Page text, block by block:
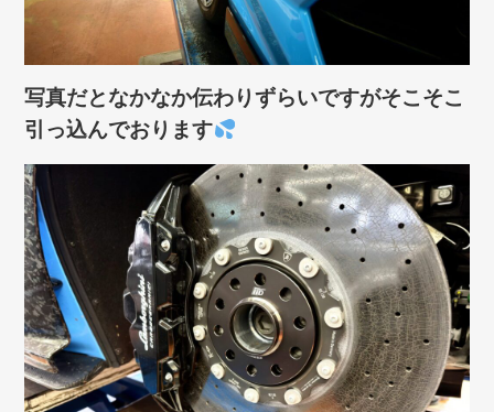
写真だとなかなか伝わりずらいですがそこそこ
引っ込んでおります